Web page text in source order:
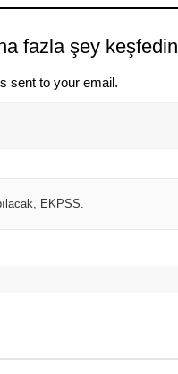
fazla şey keşfedin
sent to your email.
EKPSS.